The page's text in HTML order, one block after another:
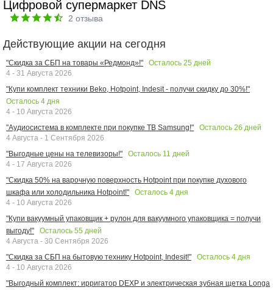
Цифровой супермаркет DNS
2 отзыва
Действующие акции на сегодня
"Скидка за СБП на товары «Редмонд»!" Осталось 25 дней
4 - 31 Августа 2026
"Купи комплект техники Beko, Hotpoint, Indesit - получи скидку до 30%!"
Осталось 4 дня
4 - 10 Августа 2026
"Аудиосистема в комплекте при покупке ТВ Samsung!"
Осталось 26 дней
4 Августа - 1 Сентября 2026
"Выгодные цены на телевизоры!"
Осталось 11 дней
4 - 17 Августа 2026
"Скидка 50% на варочную поверхность Hotpoint при покупке духового
шкафа или холодильника Hotpoint!"
Осталось 4 дня
4 - 10 Августа 2026
"Купи вакуумный упаковщик + рулон для вакуумного упаковщика = получи
выгоду!"
Осталось 55 дней
4 Августа - 30 Сентября 2026
"Скидка за СБП на бытовую технику Hotpoint, Indesit!"
Осталось 4 дня
4 - 10 Августа 2026
"Выгодный комплект: ирригатор DEXP и электрическая зубная щетка Longa